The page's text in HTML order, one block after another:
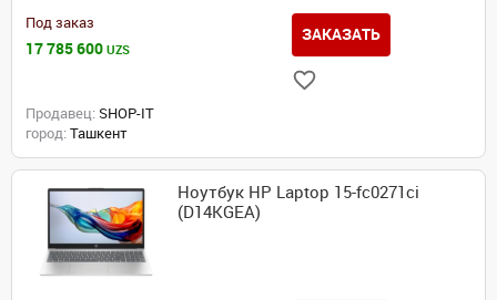
Под заказ
17 785 600 UZS
ЗАКАЗАТЬ
Продавец: SHOP-IT
город: Ташкент
Ноутбук HP Laptop 15-fc0271ci
(D14KGEA)